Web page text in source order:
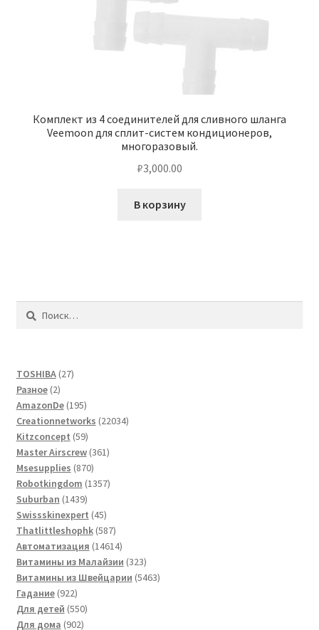
Комплект из 4 соединителей для сливного шланга
Veemoon для сплит-систем кондиционеров,
многоразовый.
₽3,000.00
В корзину
Найти:
TOSHIBA 2727
Разное 22
товара
AmazonDe 195195
товаров
Creationnetworks 2203422034
Kitzconcept 5959
товаров
Master Airscrew 361361
Msesupplies 870870
товаров
Robotkingdom 13571357
Suburban 14391439
товаров
Swissskinexpert 4545
товаров
Thatlittleshophk 587587
товаров
Автоматизация 1461414614
товаров
Витамины из Малайзии 323323
товара
Витамины из Швейцарии 54635463
Гадание 922922
товара
Для детей 550550
Для дома 902902